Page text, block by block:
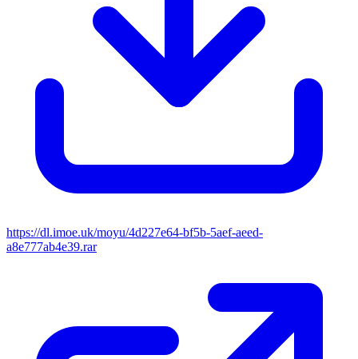
https://dl.imoe.uk/moyu/4d227e64-bf5b-5aef-aeed-
a8e777ab4e39.rar